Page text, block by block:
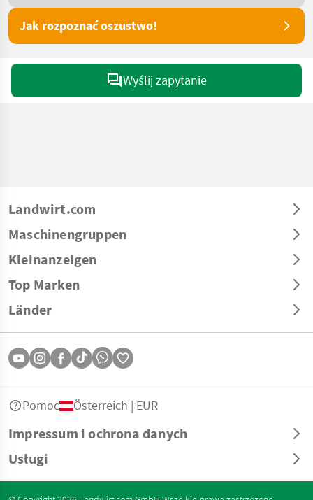
Jak rozpoznać oszustwo!
Wyślij zapytanie
Landwirt.com
Maschinengruppen
Kleinanzeigen
Top Marken
Länder
Impressum i ochrona danych
Usługi
Pomoc Österreich | EUR